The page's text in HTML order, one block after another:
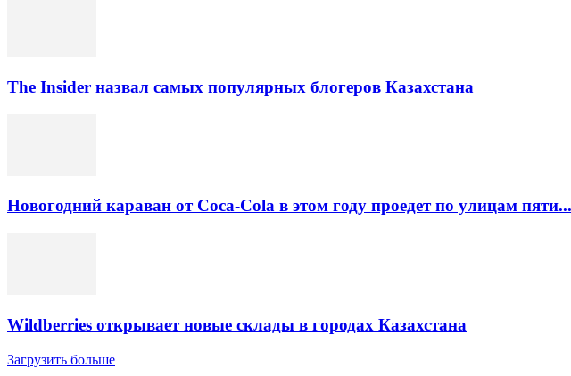
The Insider назвал самых популярных блогеров Казахстана
Новогодний караван от Coca-Cola в этом году проедет по улицам пяти...
Wildberries открывает новые склады в городах Казахстана
Загрузить больше